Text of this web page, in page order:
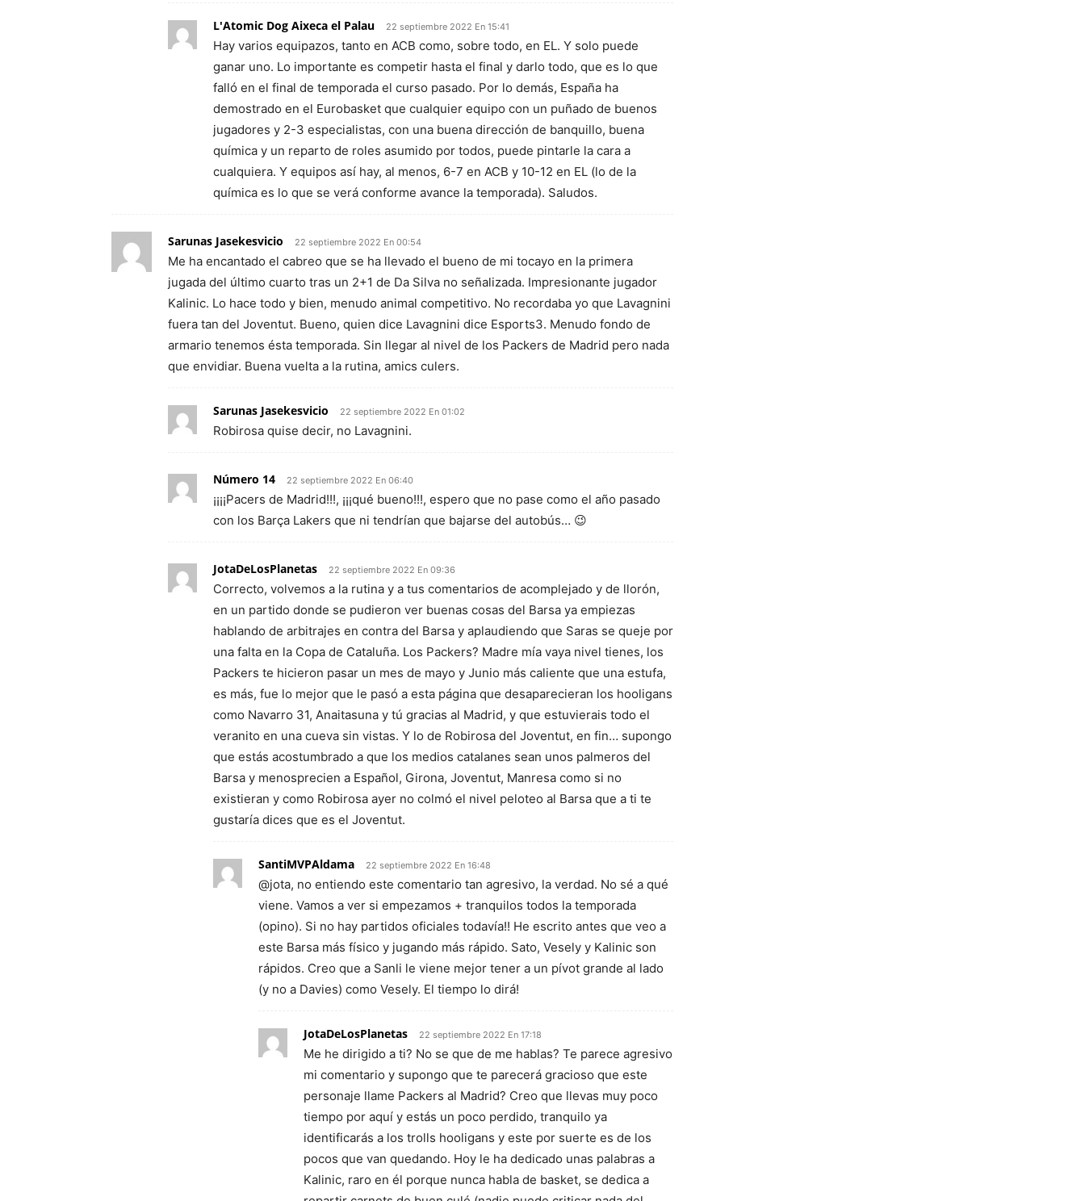
L'Atomic Dog Aixeca el Palau 22 septiembre 2022 En 15:41
Hay varios equipazos, tanto en ACB como, sobre todo, en EL. Y solo puede
ganar uno. Lo importante es competir hasta el final y darlo todo, que es lo que
falló en el final de temporada el curso pasado. Por lo demás, España ha
demostrado en el Eurobasket que cualquier equipo con un puñado de buenos
jugadores y 2-3 especialistas, con una buena dirección de banquillo, buena
química y un reparto de roles asumido por todos, puede pintarle la cara a
cualquiera. Y equipos así hay, al menos, 6-7 en ACB y 10-12 en EL (lo de la
química es lo que se verá conforme avance la temporada). Saludos.
Sarunas Jasekesvicio 22 septiembre 2022 En 00:54
Me ha encantado el cabreo que se ha llevado el bueno de mi tocayo en la primera
jugada del último cuarto tras un 2+1 de Da Silva no señalizada. Impresionante jugador
Kalinic. Lo hace todo y bien, menudo animal competitivo. No recordaba yo que Lavagnini
fuera tan del Joventut. Bueno, quien dice Lavagnini dice Esports3. Menudo fondo de
armario tenemos ésta temporada. Sin llegar al nivel de los Packers de Madrid pero nada
que envidiar. Buena vuelta a la rutina, amics culers.
Sarunas Jasekesvicio 22 septiembre 2022 En 01:02
Robirosa quise decir, no Lavagnini.
Número 14 22 septiembre 2022 En 06:40
¡¡¡¡Pacers de Madrid!!!, ¡¡¡qué bueno!!!, espero que no pase como el año pasado
con los Barça Lakers que ni tendrían que bajarse del autobús… 😉
JotaDeLosPlanetas 22 septiembre 2022 En 09:36
Correcto, volvemos a la rutina y a tus comentarios de acomplejado y de llorón,
en un partido donde se pudieron ver buenas cosas del Barsa ya empiezas
hablando de arbitrajes en contra del Barsa y aplaudiendo que Saras se queje por
una falta en la Copa de Cataluña. Los Packers? Madre mía vaya nivel tienes, los
Packers te hicieron pasar un mes de mayo y Junio más caliente que una estufa,
es más, fue lo mejor que le pasó a esta página que desaparecieran los hooligans
como Navarro 31, Anaitasuna y tú gracias al Madrid, y que estuvierais todo el
veranito en una cueva sin vistas. Y lo de Robirosa del Joventut, en fin… supongo
que estás acostumbrado a que los medios catalanes sean unos palmeros del
Barsa y menosprecien a Español, Girona, Joventut, Manresa como si no
existieran y como Robirosa ayer no colmó el nivel peloteo al Barsa que a ti te
gustaría dices que es el Joventut.
SantiMVPAldama 22 septiembre 2022 En 16:48
@jota, no entiendo este comentario tan agresivo, la verdad. No sé a qué
viene. Vamos a ver si empezamos + tranquilos todos la temporada
(opino). Si no hay partidos oficiales todavía!! He escrito antes que veo a
este Barsa más físico y jugando más rápido. Sato, Vesely y Kalinic son
rápidos. Creo que a Sanli le viene mejor tener a un pívot grande al lado
(y no a Davies) como Vesely. El tiempo lo dirá!
JotaDeLosPlanetas 22 septiembre 2022 En 17:18
Me he dirigido a ti? No se que de me hablas? Te parece agresivo
mi comentario y supongo que te parecerá gracioso que este
personaje llame Packers al Madrid? Creo que llevas muy poco
tiempo por aquí y estás un poco perdido, tranquilo ya
identificarás a los trolls hooligans y este por suerte es de los
pocos que van quedando. Hoy le ha dedicado unas palabras a
Kalinic, raro en él porque nunca habla de basket, se dedica a